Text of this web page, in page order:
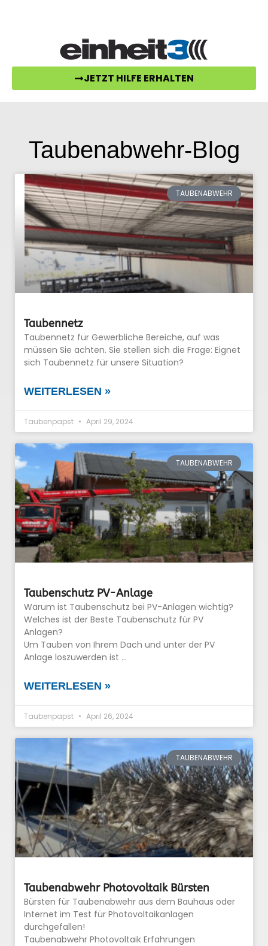
JETZT HILFE ERHALTEN
Taubenabwehr-Blog
TAUBENABWEHR
Taubennetz
Taubennetz für Gewerbliche Bereiche, auf was
müssen Sie achten. Sie stellen sich die Frage: Eignet
sich Taubennetz für unsere Situation?
WEITERLESEN »
Taubenpapst April 29, 2024
TAUBENABWEHR
Taubenschutz PV-Anlage
Warum ist Taubenschutz bei PV-Anlagen wichtig?
Welches ist der Beste Taubenschutz für PV
Anlagen?
Um Tauben von Ihrem Dach und unter der PV
Anlage loszuwerden ist …
WEITERLESEN »
Taubenpapst April 26, 2024
TAUBENABWEHR
Taubenabwehr Photovoltaik Bürsten
Bürsten für Taubenabwehr aus dem Bauhaus oder
Internet im Test für Photovoltaikanlagen
durchgefallen!
Taubenabwehr Photovoltaik Erfahrungen